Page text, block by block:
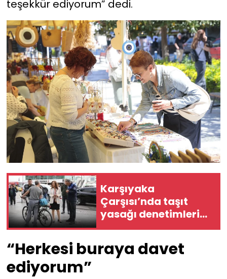
teşekkür ediyorum” dedi.
Karşıyaka
Çarşısı’nda taşıt
yasağı denetimleri
sıkılaştırıldı
“Herkesi buraya davet
ediyorum”